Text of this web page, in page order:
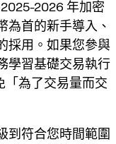
2026 年加密
為首的新手導入 、
採用 。如果您參與
學習基礎交易執行
為了交易量而交
到符合您時間範圍